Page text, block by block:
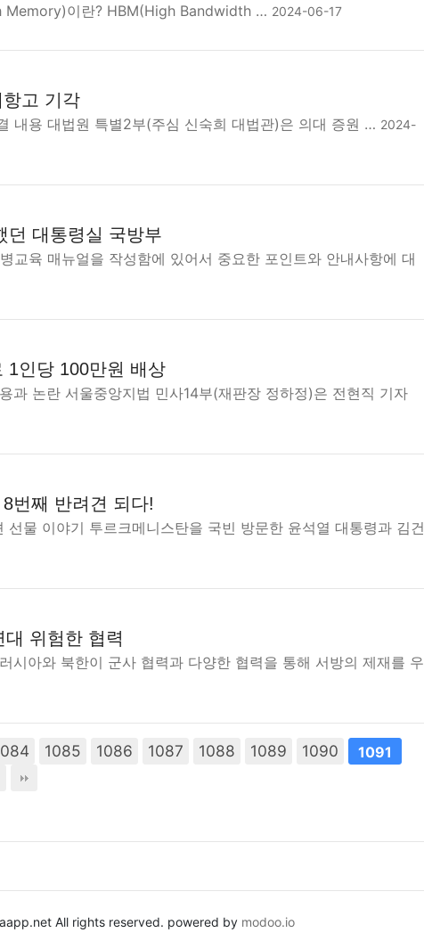
Memory)이란? HBM(High Bandwidth … 2024-06-17
고 기각
내용 대법원 특별2부(주심 신숙희 대법관)은 의대 증원 … 2024-
던 대통령실 국방부
교육 매뉴얼을 작성함에 있어서 중요한 포인트와 안내사항에 대
1인당 100만원 배상
과 논란 서울중앙지법 민사14부(재판장 정하정)은 전현직 기자
번째 반려견 되다!
선물 이야기 투르크메니스탄을 국빈 방문한 윤석열 대통령과 김건
위험한 협력
시아와 북한이 군사 협력과 다양한 협력을 통해 서방의 제재를 우
1085 1086 1087 1088 1089 1090 1091
All rights reserved. powered by modoo.io